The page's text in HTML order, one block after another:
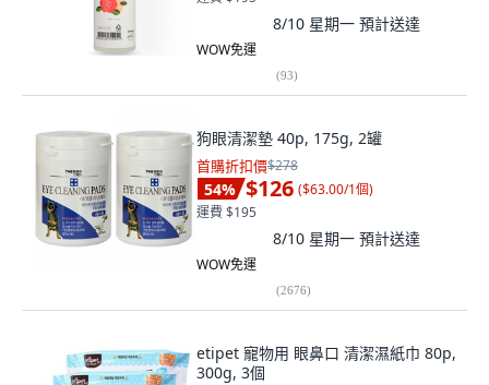
8/10 星期一 預計送達
WOW免運
(93)
狗眼清潔墊 40p, 175g, 2罐
首購折扣價$278
54% $126 ($63.00/1個)
運費 $195
8/10 星期一 預計送達
WOW免運
(2676)
etipet 寵物用 眼鼻口 清潔濕紙巾 80p,
300g, 3個